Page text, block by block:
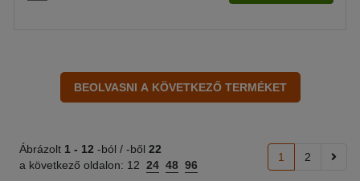
Ábrázolt 1 - 12 -ból / -ből 22
a következő oldalon: 12 24 48 96
1 2